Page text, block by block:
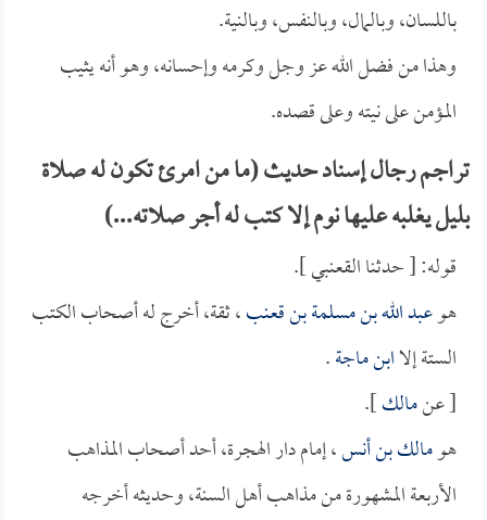
باللسان، وبالمال، وبالنفس، وبالنية.
وهذا من فضل الله عز وجل وكرمه وإحسانه، وهو أنه يثيب
المؤمن على نيته وعلى قصده.
تراجم رجال إسناد حديث (ما من امرئ تكون له صلاة
بليل يغلبه عليها نوم إلا كتب له أجر صلاته...)
قوله: [ حدثنا القعنبي ].
هوعبد الله بن مسلمة بن قعنب، ثقة، أخرج له أصحاب الكتب
الستة إلاابن ماجة.
[ عنمالك].
هومالك بن أنس، إمام دار الهجرة، أحد أصحاب المذاهب
الأربعة المشهورة من مذاهب أهل السنة، وحديثه أخرجه